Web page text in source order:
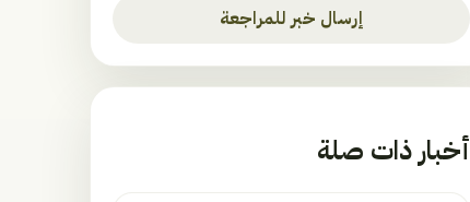
إرسال خبر للمراجعة
أخبار ذات صلة